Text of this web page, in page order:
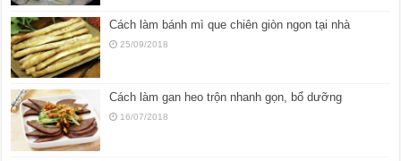
Cách làm bánh mì que chiên giòn ngon tại nhà
25/09/2018
Cách làm gan heo trộn nhanh gọn, bổ dưỡng
16/07/2018